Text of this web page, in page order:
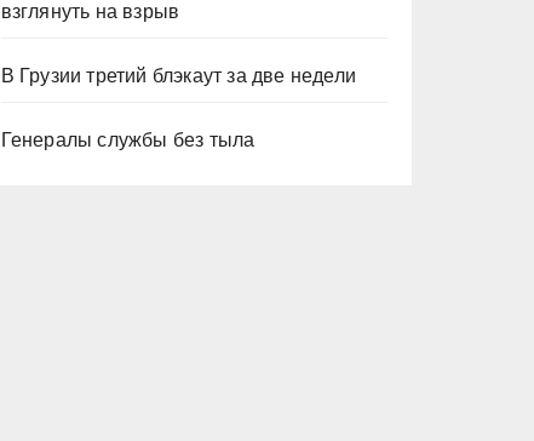
взглянуть на взрыв
В Грузии третий блэкаут за две недели
Генералы службы без тыла